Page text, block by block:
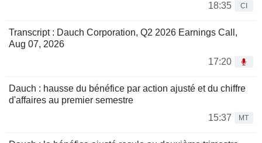
18:35
CI
Transcript : Dauch Corporation, Q2 2026 Earnings Call,
Aug 07, 2026
17:20
Dauch : hausse du bénéfice par action ajusté et du chiffre
d'affaires au premier semestre
15:37
MT